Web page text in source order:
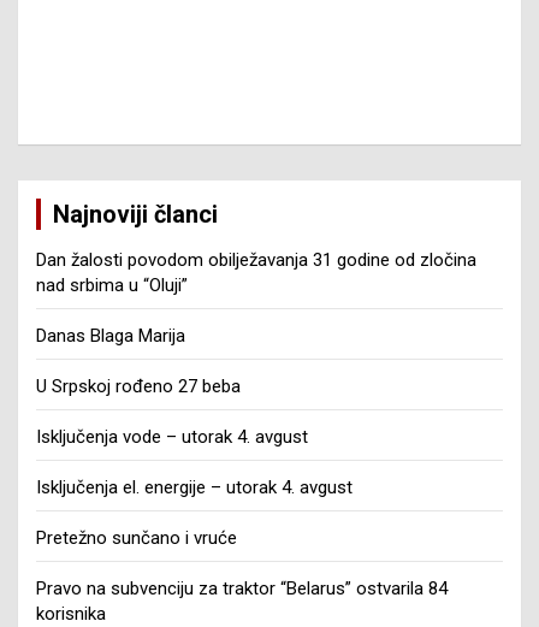
Najnoviji članci
Dan žalosti povodom obilježavanja 31 godine od zločina
nad srbima u “Oluji”
Danas Blaga Marija
U Srpskoj rođeno 27 beba
Isključenja vode – utorak 4. avgust
Isključenja el. energije – utorak 4. avgust
Pretežno sunčano i vruće
Pravo na subvenciju za traktor “Belarus” ostvarila 84
korisnika